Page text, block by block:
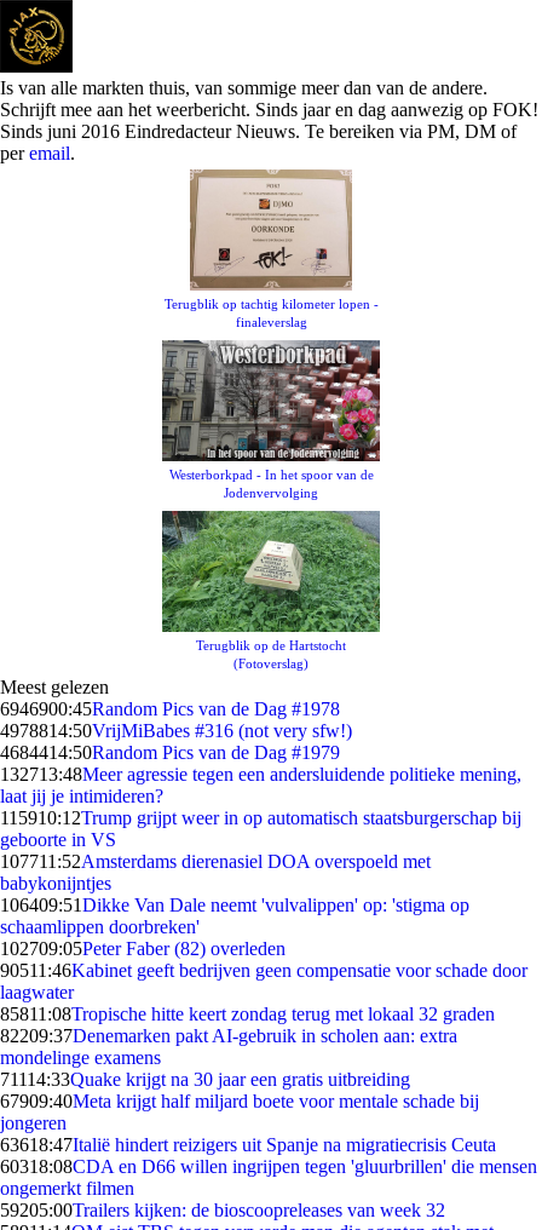
Is van alle markten thuis, van sommige meer dan van de andere.
Schrijft mee aan het weerbericht. Sinds jaar en dag aanwezig op FOK!
Sinds juni 2016 Eindredacteur Nieuws. Te bereiken via PM, DM of
peremail.
Terugblik op tachtig kilometer lopen -
finaleverslag
Westerborkpad - In het spoor van de
Jodenvervolging
Terugblik op de Hartstocht
(Fotoverslag)
Meest gelezen
6946900:45Random Pics van de Dag #1978
4978814:50VrijMiBabes #316 (not very sfw!)
4684414:50Random Pics van de Dag #1979
132713:48Meer agressie tegen een andersluidende politieke mening,
laat jij je intimideren?
115910:12Trump grijpt weer in op automatisch staatsburgerschap bij
geboorte in VS
107711:52Amsterdams dierenasiel DOA overspoeld met
babykonijntjes
106409:51Dikke Van Dale neemt 'vulvalippen' op: 'stigma op
schaamlippen doorbreken'
102709:05Peter Faber (82) overleden
90511:46Kabinet geeft bedrijven geen compensatie voor schade door
laagwater
85811:08Tropische hitte keert zondag terug met lokaal 32 graden
82209:37Denemarken pakt AI-gebruik in scholen aan: extra
mondelinge examens
71114:33Quake krijgt na 30 jaar een gratis uitbreiding
67909:40Meta krijgt half miljard boete voor mentale schade bij
jongeren
63618:47Italië hindert reizigers uit Spanje na migratiecrisis Ceuta
60318:08CDA en D66 willen ingrijpen tegen 'gluurbrillen' die mensen
ongemerkt filmen
59205:00Trailers kijken: de bioscoopreleases van week 32